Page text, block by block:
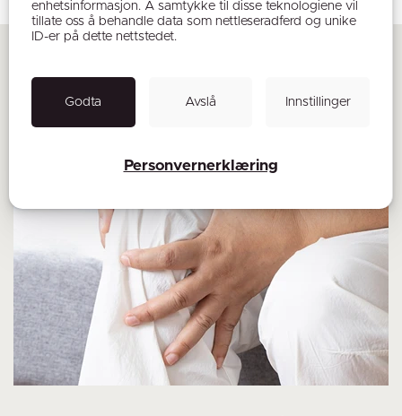
enhetsinformasjon. Å samtykke til disse teknologiene vil
tillate oss å behandle data som nettleseradferd og unike
ID-er på dette nettstedet.
Godta Avslå Innstillinger
Personvernerklæring